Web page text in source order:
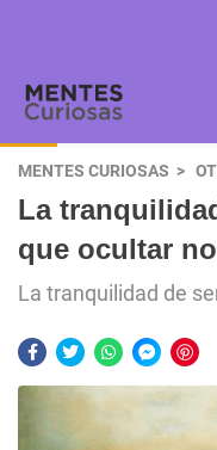
MENTES CURIOSAS
La
que ocultar
La tranquilidad de